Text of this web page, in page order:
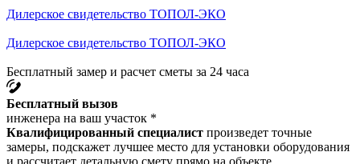
Дилерское свидетельство ТОПОЛ-ЭКО
Дилерское свидетельство ТОПОЛ-ЭКО
Бесплатный замер и расчет сметы за 24 часа
Бесплатный вызов
инженера на ваш участок *
Квалифицированный специалист произведет точные
замеры, подскажет лучшее место для установки оборудования
и рассчитает детальную смету прямо на объекте